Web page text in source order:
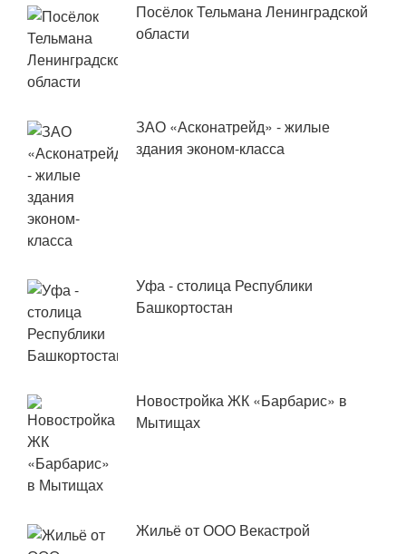
Посёлок Тельмана Ленинградской
области
ЗАО «Асконатрейд» - жилые
здания эконом-класса
Уфа - столица Республики
Башкортостан
Новостройка ЖК «Барбарис» в
Мытищах
Жильё от ООО Векастрой